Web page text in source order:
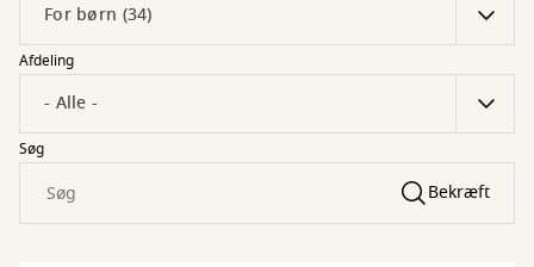
Afdeling
Søg